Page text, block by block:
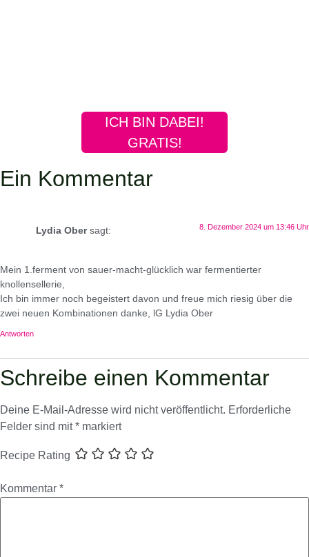
ICH BIN DABEI!
GRATIS!
Ein Kommentar
Lydia Ober sagt: 8. Dezember 2024 um 13:46 Uhr
Mein 1.ferment von sauer-macht-glücklich war fermentierter
knollensellerie,
Ich bin immer noch begeistert davon und freue mich riesig über die
zwei neuen Kombinationen danke, lG Lydia Ober
Antworten
Schreibe einen Kommentar
Deine E-Mail-Adresse wird nicht veröffentlicht. Erforderliche
Felder sind mit* markiert
Recipe Rating
Kommentar *